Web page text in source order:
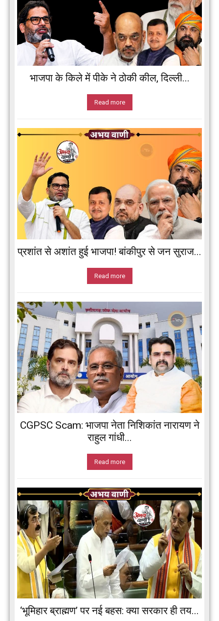
भाजपा के किले में पीके ने ठोकी कील, दिल्ली...
Read more
प्रशांत से अशांत हुई भाजपा! बांकीपुर से जन सुराज...
Read more
CGPSC Scam: भाजपा नेता निशिकांत नारायण ने
राहुल गांधी...
Read more
‘भूमिहार ब्राह्मण’ पर नई बहस: क्या सरकार ही तय...